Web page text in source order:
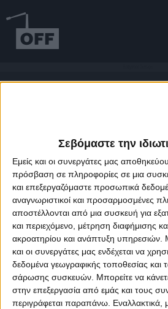
Σεβόμαστε την
Εμείς και οι συνεργάτες μας
πρόσβαση σε πληροφορίες σε μια
και επεξεργαζόμαστε προσωπικά
αναγνωριστικοί και προσαρμοσμένες
αποστέλλονται από μια συσκευή για
και περιεχόμενο, μέτρηση διαφήμισης
ακροατηρίου και ανάπτυξη υπηρεσιών.
και οι συνεργάτες μας ενδέχεται να
δεδομένα γεωγραφικής τοποθεσίας και
σάρωσης συσκευών. Μπορείτε να κάνετε
στην επεξεργασία από εμάς και τους
περιγράφεται παραπάνω. Εναλλακτικά,
About Offradio Business Class Terms &
Designed & developed byporcupine